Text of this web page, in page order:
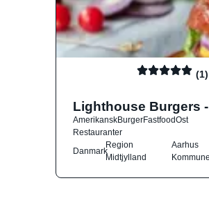
(1)
Lighthouse Burgers
AmerikanskBurgerFastfoodOst
Restauranter
Danmark
Region
Midtjylland
Aarhus
Kommune